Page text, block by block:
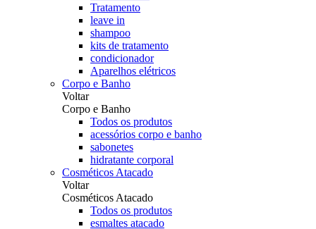
Tratamento
leave in
shampoo
kits de tratamento
condicionador
Aparelhos elétricos
Corpo e Banho
Voltar
Corpo e Banho
Todos os produtos
acessórios corpo e banho
sabonetes
hidratante corporal
Cosméticos Atacado
Voltar
Cosméticos Atacado
Todos os produtos
esmaltes atacado